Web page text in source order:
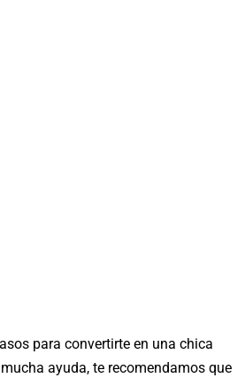
para convertirte en una chica
ayuda, te recomendamos que